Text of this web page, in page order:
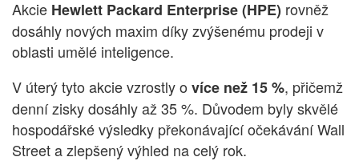
Akcie Hewlett Packard Enterprise (HPE) rovněž
dosáhly nových maxim díky zvýšenému prodeji v
oblasti umělé inteligence.
V úterý tyto akcie vzrostly o více než 15 %, přičemž
denní zisky dosáhly až 35 %. Důvodem byly skvělé
hospodářské výsledky překonávající očekávání Wall
Street a zlepšený výhled na celý rok.